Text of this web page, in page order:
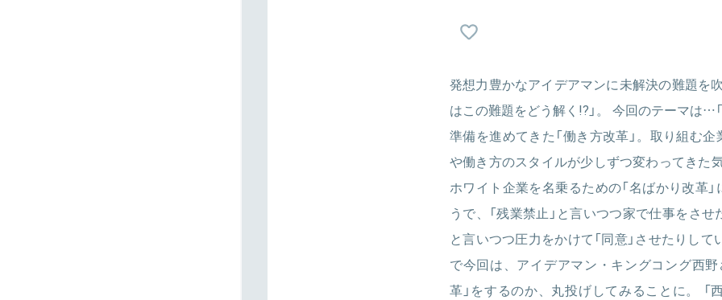
発想力豊かなアイデアマンに未解決の難題を
はこの難題をどう解く!?」。 今回のテーマは…
準備を進めてきた「働き方改革」。取り組む
や働き方のスタイルが少しずつ変わってきた
ホワイト企業を名乗るための「名ばかり改革
うで、「残業禁止」と言いつつ家で仕事をさせ
と言いつつ圧力をかけて「同意」させたりし
で今回は、アイデアマン・キングコング西
革」をするのか、丸投げしてみることに。